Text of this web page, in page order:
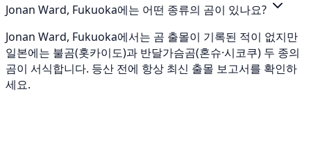
Jonan Ward, Fukuoka에는 어떤 종류의 곰이 있나요?
Jonan Ward, Fukuoka에서는 곰 출몰이 기록된 적이 없지만
일본에는 불곰(홋카이도)과 반달가슴곰(혼슈·시코쿠) 두 종의
곰이 서식합니다. 등산 전에 항상 최신 출몰 보고서를 확인하
세요.